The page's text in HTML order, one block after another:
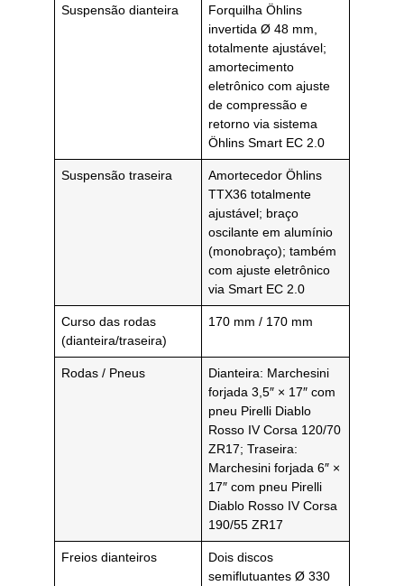
Suspensão dianteira
Forquilha Öhlins
invertida Ø 48 mm,
totalmente ajustável;
amortecimento
eletrônico com ajuste
de compressão e
retorno via sistema
Öhlins Smart EC 2.0
Suspensão traseira
Amortecedor Öhlins
TTX36 totalmente
ajustável; braço
oscilante em alumínio
(monobraço); também
com ajuste eletrônico
via Smart EC 2.0
Curso das rodas
(dianteira/traseira)
170 mm / 170 mm
Rodas / Pneus
Dianteira: Marchesini
forjada 3,5″ × 17″ com
pneu Pirelli Diablo
Rosso IV Corsa 120/70
ZR17; Traseira:
Marchesini forjada 6″ ×
17″ com pneu Pirelli
Diablo Rosso IV Corsa
190/55 ZR17
Freios dianteiros
Dois discos
semiflutuantes Ø 330